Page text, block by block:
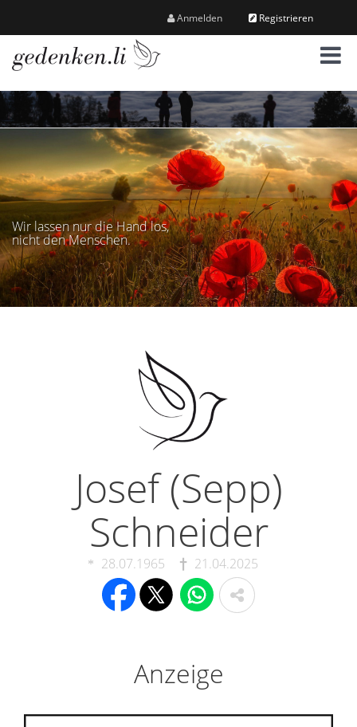
Anmelden Registrieren
M
e
n
ü
Wir lassen nur die Hand los,
nicht den Menschen.
Josef (Sepp)
Schneider
28.07.1965 21.04.2025
Anzeige